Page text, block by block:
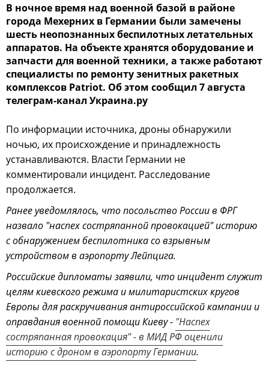
В ночное время над военной базой в районе
города Мехерних в Германии были замечены
шесть неопознанных беспилотных летательных
аппаратов. На объекте хранятся оборудование и
запчасти для военной техники, а также работают
специалисты по ремонту зенитных ракетных
комплексов Patriot. Об этом сообщил 7 августа
телеграм-канал Украина.ру
По информации источника, дроны обнаружили
ночью, их происхождение и принадлежность
устанавливаются. Власти Германии не
комментировали инцидент. Расследование
продолжается.
Ранее уведомлялось, что посольство России в ФРГ
назвало "наспех состряпанной провокацией" историю
с обнаружением беспилотника со взрывным
устройством в аэропорту Лейпцига.
Российские дипломаты заявили, что инцидент служит
целям киевского режима и милитаристских кругов
Европы для раскручивания антироссийской кампании и
оправдания военной помощи Киеву - "Наспех
состряпанная провокация" - в МИД РФ оценили
историю с дроном в аэропорту Германии.